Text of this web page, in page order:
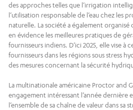
des approches telles que l’irrigation
l’utilisation responsable de l’eau chez les
naturelle. La société a également
en évidence les meilleures pratiques de
fournisseurs indiens. D’ici 2025, elle vise à
fournisseurs dans les régions sous stress
des mesures concernant la sécurité
La multinationale américaine Proctor and
engagement intéressant l’année dernière
l’ensemble de sa chaîne de valeur dans sa